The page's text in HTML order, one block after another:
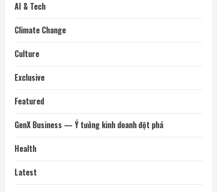
AI & Tech
Climate Change
Culture
Exclusive
Featured
GenX Business — Ý tưởng kinh doanh đột phá
Health
Latest